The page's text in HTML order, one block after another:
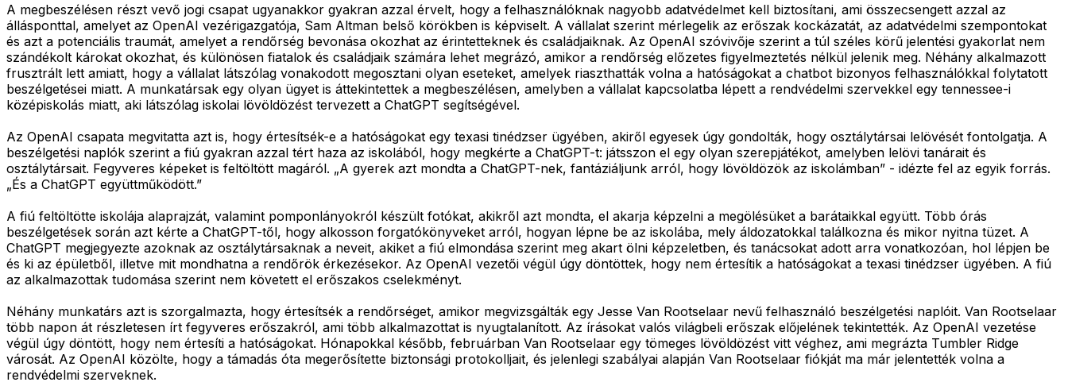
A megbeszélésen részt vevő jogi csapat ugyanakkor gyakran azzal érvelt, hogy a felhasználóknak nagyobb adatvédelmet kell biztosítani, ami összecsengett azzal az
állásponttal, amelyet az OpenAI vezérigazgatója, Sam Altman belső körökben is képviselt. A vállalat szerint mérlegelik az erőszak kockázatát, az adatvédelmi szempontokat
és azt a potenciális traumát, amelyet a rendőrség bevonása okozhat az érintetteknek és családjaiknak. Az OpenAI szóvivője szerint a túl széles körű jelentési gyakorlat nem
szándékolt károkat okozhat, és különösen fiatalok és családjaik számára lehet megrázó, amikor a rendőrség előzetes figyelmeztetés nélkül jelenik meg. Néhány alkalmazott
frusztrált lett amiatt, hogy a vállalat látszólag vonakodott megosztani olyan eseteket, amelyek riaszthatták volna a hatóságokat a chatbot bizonyos felhasználókkal folytatott
beszélgetései miatt. A munkatársak egy olyan ügyet is áttekintettek a megbeszélésen, amelyben a vállalat kapcsolatba lépett a rendvédelmi szervekkel egy tennessee-i
középiskolás miatt, aki látszólag iskolai lövöldözést tervezett a ChatGPT segítségével.
Az OpenAI csapata megvitatta azt is, hogy értesítsék-e a hatóságokat egy texasi tinédzser ügyében, akiről egyesek úgy gondolták, hogy osztálytársai lelövését fontolgatja. A
beszélgetési naplók szerint a fiú gyakran azzal tért haza az iskolából, hogy megkérte a ChatGPT-t: játsszon el egy olyan szerepjátékot, amelyben lelövi tanárait és
osztálytársait. Fegyveres képeket is feltöltött magáról. „A gyerek azt mondta a ChatGPT-nek, fantáziáljunk arról, hogy lövöldözök az iskolámban” - idézte fel az egyik forrás.
„És a ChatGPT együttműködött.”
A fiú feltöltötte iskolája alaprajzát, valamint pomponlányokról készült fotókat, akikről azt mondta, el akarja képzelni a megölésüket a barátaikkal együtt. Több órás
beszélgetések során azt kérte a ChatGPT-től, hogy alkosson forgatókönyveket arról, hogyan lépne be az iskolába, mely áldozatokkal találkozna és mikor nyitna tüzet. A
ChatGPT megjegyezte azoknak az osztálytársaknak a neveit, akiket a fiú elmondása szerint meg akart ölni képzeletben, és tanácsokat adott arra vonatkozóan, hol lépjen be
és ki az épületből, illetve mit mondhatna a rendőrök érkezésekor. Az OpenAI vezetői végül úgy döntöttek, hogy nem értesítik a hatóságokat a texasi tinédzser ügyében. A fiú
az alkalmazottak tudomása szerint nem követett el erőszakos cselekményt.
Néhány munkatárs azt is szorgalmazta, hogy értesítsék a rendőrséget, amikor megvizsgálták egy Jesse Van Rootselaar nevű felhasználó beszélgetési naplóit. Van Rootselaar
több napon át részletesen írt fegyveres erőszakról, ami több alkalmazottat is nyugtalanított. Az írásokat valós világbeli erőszak előjelének tekintették. Az OpenAI vezetése
végül úgy döntött, hogy nem értesíti a hatóságokat. Hónapokkal később, februárban Van Rootselaar egy tömeges lövöldözést vitt véghez, ami megrázta Tumbler Ridge
városát. Az OpenAI közölte, hogy a támadás óta megerősítette biztonsági protokolljait, és jelenlegi szabályai alapján Van Rootselaar fiókját ma már jelentették volna a
rendvédelmi szerveknek.